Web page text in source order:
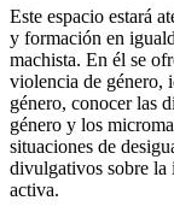
Este espacio estará
y formación en
machista. En él se
violencia de género,
género, conocer las
género y los
situaciones de
divulgativos sobre la
activa.